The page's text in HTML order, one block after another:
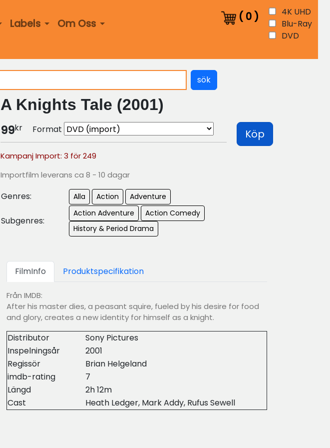
Labels Om Oss
( 0 )
4K UHD
Blu-Ray
DVD
sök
A Knights Tale (2001)
99kr Format Köp
Kampanj Import: 3 för 249
Importfilm leverans ca 8 - 10 dagar
Genres: Alla Action Adventure
Subgenres:
Action Adventure
Action Comedy
History & Period Drama
FilmInfo Produktspecifikation
Från IMDB:
After his master dies, a peasant squire, fueled by his desire for food
and glory, creates a new identity for himself as a knight.
Distributor
Sony Pictures
Inspelningsår
2001
Regissör
Brian Helgeland
imdb-rating
7
Längd
2h 12m
Cast
Heath Ledger, Mark Addy, Rufus Sewell